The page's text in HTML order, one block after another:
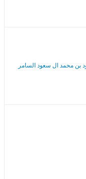
بن محمد ال سعود السامر